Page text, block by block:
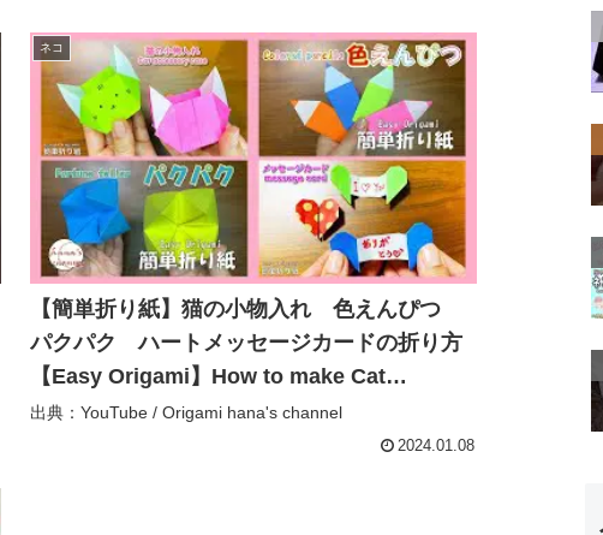
ネコ
【簡単折り紙】猫の小物入れ 色えんぴつ
パクパク ハートメッセージカードの折り方
【Easy Origami】How to make Cat
accessory case 종이접기 折纸 盒子 –
出典：YouTube / Origami hana's channel
2024.01.08